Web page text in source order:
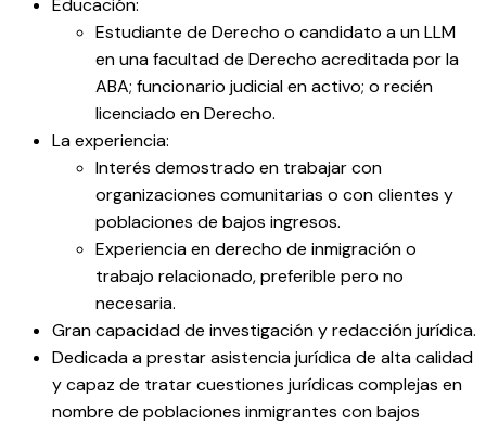
Educación:
Estudiante de Derecho o candidato a un LLM
en una facultad de Derecho acreditada por la
ABA; funcionario judicial en activo; o recién
licenciado en Derecho.
La experiencia:
Interés demostrado en trabajar con
organizaciones comunitarias o con clientes y
poblaciones de bajos ingresos.
Experiencia en derecho de inmigración o
trabajo relacionado, preferible pero no
necesaria.
Gran capacidad de investigación y redacción jurídica.
Dedicada a prestar asistencia jurídica de alta calidad
y capaz de tratar cuestiones jurídicas complejas en
nombre de poblaciones inmigrantes con bajos